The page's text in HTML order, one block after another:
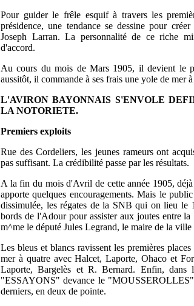
Pour guider le frêle esquif à travers les
présidence, une tendance se dessine pour
Joseph Larran. La personnalité de ce riche
d'accord.
Au cours du mois de Mars 1905, il devient le
aussitôt, il commande à ses frais une yole de mer
L'AVIRON BAYONNAIS S'ENVOLE
LA NOTORIETE.
Premiers exploits
Rue des Cordeliers, les jeunes rameurs ont
pas suffisant. La crédibilité passe par les résultats.
A la fin du mois d'Avril de cette année 1905,
apporte quelques encouragements. Mais le
dissimulée, les régates de la SNB qui on lieu le
bords de l'Adour pour assister aux joutes entre
m^me le député Jules Legrand, le maire de la
Les bleus et blancs ravissent les premières
mer à quatre avec Halcet, Laporte, Ohaco et
Laporte, Bargelès et R. Bernard. Enfin,
"ESSAYONS" devance le
derniers, en deux de pointe.